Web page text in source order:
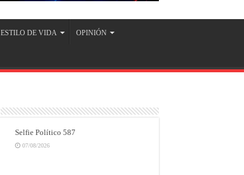
ESTILO DE VIDA OPINIÓN
Selfie Político 587
07/08/2026